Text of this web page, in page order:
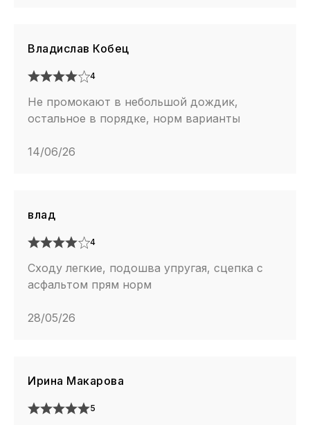
Владислав Кобец
4
Не промокают в небольшой дождик,
остальное в порядке, норм варианты
14/06/26
влад
4
Сходу легкие, подошва упругая, сцепка с
асфальтом прям норм
28/05/26
Ирина Макарова
5